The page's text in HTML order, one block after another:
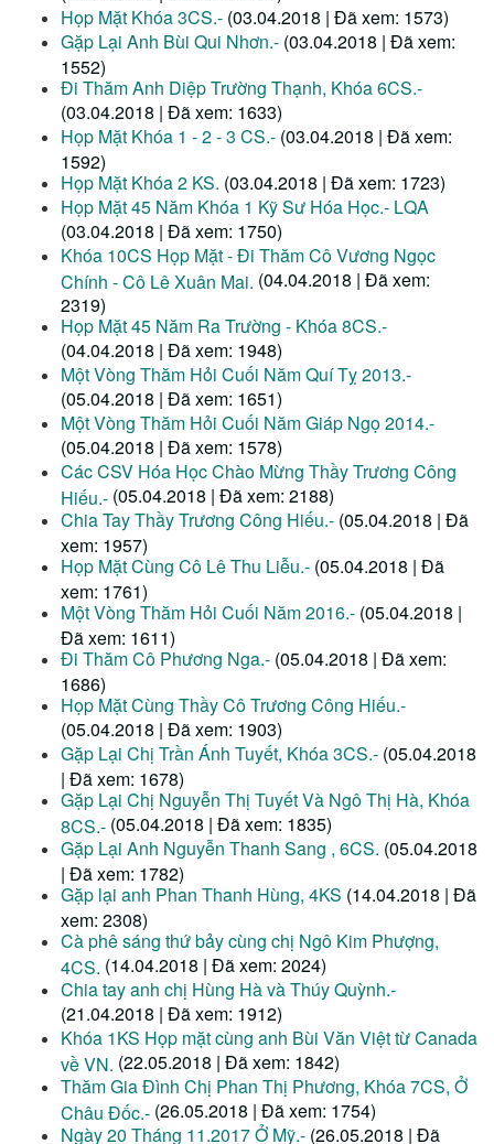
Họp Mặt Khóa 3CS.- (03.04.2018 | Đã xem: 1573)
Gặp Lại Anh Bùi Qui Nhơn.- (03.04.2018 | Đã xem:
1552)
Đi Thăm Anh Diệp Trường Thạnh, Khóa 6CS.-
(03.04.2018 | Đã xem: 1633)
Họp Mặt Khóa 1 - 2 - 3 CS.- (03.04.2018 | Đã xem:
1592)
Họp Mặt Khóa 2 KS. (03.04.2018 | Đã xem: 1723)
Họp Mặt 45 Năm Khóa 1 Kỹ Sư Hóa Học.- LQA
(03.04.2018 | Đã xem: 1750)
Khóa 10CS Họp Mặt - Đi Thăm Cô Vương Ngọc
Chính - Cô Lê Xuân Mai. (04.04.2018 | Đã xem:
2319)
Họp Mặt 45 Năm Ra Trường - Khóa 8CS.-
(04.04.2018 | Đã xem: 1948)
Một Vòng Thăm Hỏi Cuối Năm Quí Tỵ 2013.-
(05.04.2018 | Đã xem: 1651)
Một Vòng Thăm Hỏi Cuối Năm Giáp Ngọ 2014.-
(05.04.2018 | Đã xem: 1578)
Các CSV Hóa Học Chào Mừng Thầy Trương Công
Hiếu.- (05.04.2018 | Đã xem: 2188)
Chia Tay Thầy Trương Công Hiếu.- (05.04.2018 | Đã
xem: 1957)
Họp Mặt Cùng Cô Lê Thu Liễu.- (05.04.2018 | Đã
xem: 1761)
Một Vòng Thăm Hỏi Cuối Năm 2016.- (05.04.2018 |
Đã xem: 1611)
Đi Thăm Cô Phương Nga.- (05.04.2018 | Đã xem:
1686)
Họp Mặt Cùng Thầy Cô Trương Công Hiếu.-
(05.04.2018 | Đã xem: 1903)
Gặp Lại Chị Trần Ánh Tuyết, Khóa 3CS.- (05.04.2018
| Đã xem: 1678)
Gặp Lại Chị Nguyễn Thị Tuyết Và Ngô Thị Hà, Khóa
8CS.- (05.04.2018 | Đã xem: 1835)
Gặp Lại Anh Nguyễn Thanh Sang , 6CS. (05.04.2018
| Đã xem: 1782)
Gặp lại anh Phan Thanh Hùng, 4KS (14.04.2018 | Đã
xem: 2308)
Cà phê sáng thứ bảy cùng chị Ngô Kim Phượng,
4CS. (14.04.2018 | Đã xem: 2024)
Chia tay anh chị Hùng Hà và Thúy Quỳnh.-
(21.04.2018 | Đã xem: 1912)
Khóa 1KS Họp mặt cùng anh Bùi Văn Việt từ Canada
về VN. (22.05.2018 | Đã xem: 1842)
Thăm Gia Đình Chị Phan Thị Phương, Khóa 7CS, Ở
Châu Đốc.- (26.05.2018 | Đã xem: 1754)
Ngày 20 Tháng 11.2017 Ở Mỹ.- (26.05.2018 | Đã